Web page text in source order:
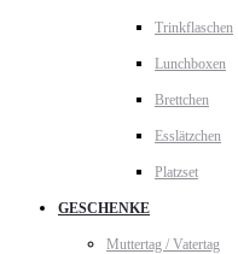
Trinkflaschen
Lunchboxen
Brettchen
Esslätzchen
Platzset
GESCHENKE
Muttertag / Vatertag